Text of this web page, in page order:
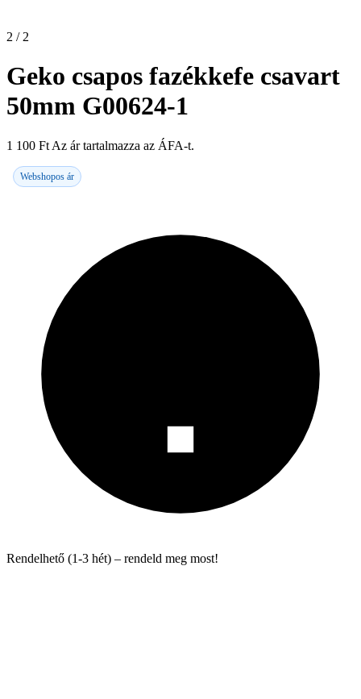
2 / 2
Geko csapos fazékkefe csavart
50mm G00624-1
1 100 Ft Az ár tartalmazza az ÁFA-t.
Webshopos ár
Rendelhető (1-3 hét) – rendeld meg most!